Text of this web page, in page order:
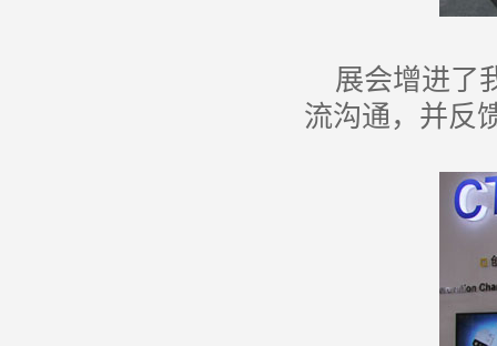
展会增进了
流沟通，并反